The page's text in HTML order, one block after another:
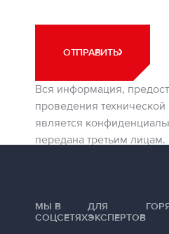
ОТПРАВИТЬ
Вся информация,
проведения технической
является
передана третьим лицам.
МЫ В
СОЦСЕТЯХ
ДЛЯ
ЭКСПЕРТОВ